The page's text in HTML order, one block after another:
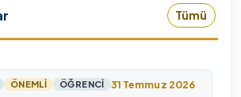
Tümü
ÖNEMLI ÖĞRENCI 31 Temmuz 2026